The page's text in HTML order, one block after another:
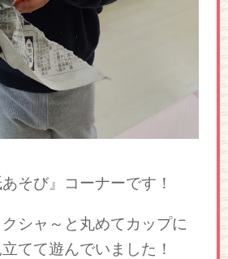
そび』コーナーです！
シャ～と丸めてカップに
てて遊んでいました！